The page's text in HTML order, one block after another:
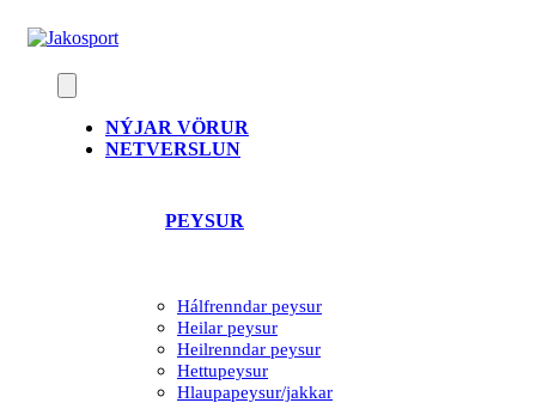
NÝJAR VÖRUR
NETVERSLUN
PEYSUR
Hálfrenndar peysur
Heilar peysur
Heilrenndar peysur
Hettupeysur
Hlaupapeysur/jakkar